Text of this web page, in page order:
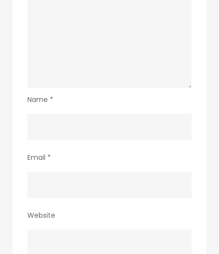
Name *
Email *
Website